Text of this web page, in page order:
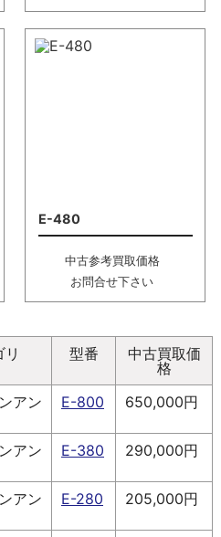
E-480
中古参考買取価格
お問合せ下さい
リ 型番
中古買取価
格
アン
E-800 650,000円
アン
E-380 290,000円
アン
E-280 205,000円